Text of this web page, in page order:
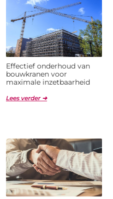
Effectief onderhoud van
bouwkranen voor
maximale inzetbaarheid
Lees verder ➜